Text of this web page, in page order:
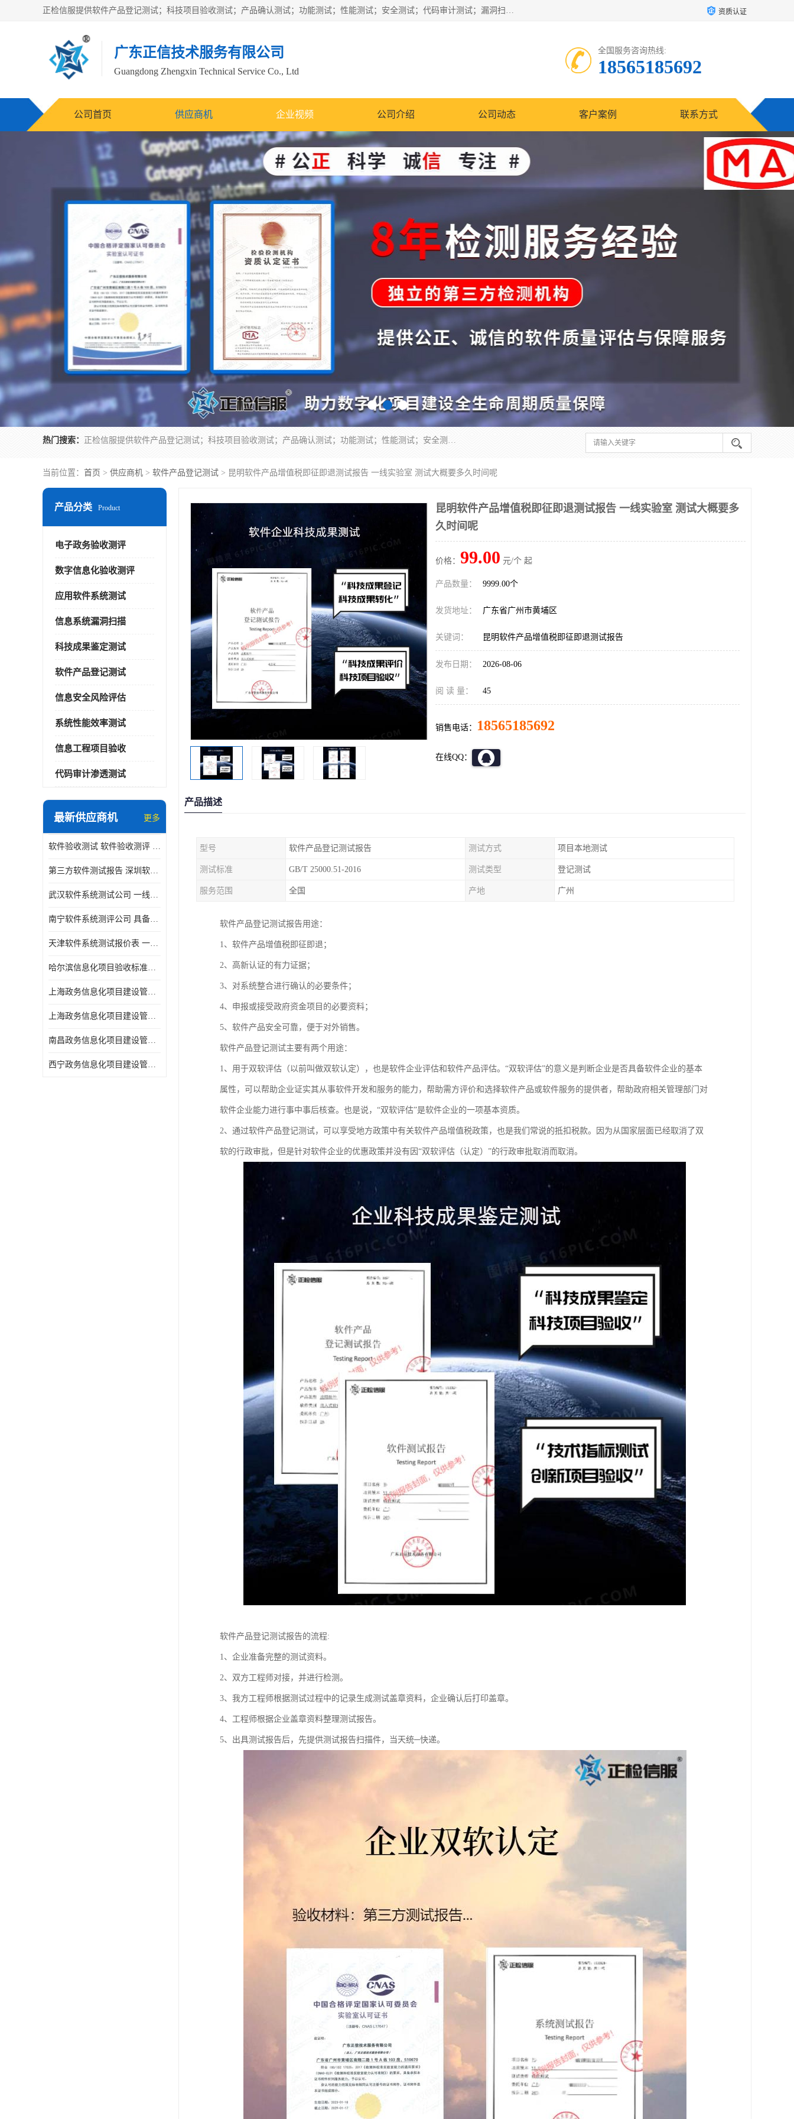
正检信服提供软件产品登记测试；科技项目验收测试；产品确认测试；功能测试；性能测试；安全测试；代码审计测试；漏洞扫描测试；渗透测试；风险评估测试；信息安全等级保护测评；双软认定；实验室建设质量体系建设；软件着作权、软件评测等服务。 资质认证
广东正信技术服务有限公司
Guangdong Zhengxin Technical Service Co., Ltd
全国服务咨询热线:
18565185692
公司首页 供应商机 企业视频 公司介绍 公司动态 客户案例 联系方式
热门搜索： 正检信服提供软件产品登记测试；科技项目验收测试；产品确认测试；功能测试；性能测试；安全测试；代码审计测试；漏洞扫描测试；渗透测试；风险评估测试；信息安全等级保护测评；双软认定；实验室建设质量体系建设；软件着作权、软件评测等服务。
当前位置： 首页 > 供应商机 > 软件产品登记测试 > 昆明软件产品增值税即征即退测试报告 一线实验室 测试大概要多久时间呢
产品分类 Product
电子政务验收测评
数字信息化验收测评
应用软件系统测试
信息系统漏洞扫描
科技成果鉴定测试
软件产品登记测试
信息安全风险评估
系统性能效率测试
信息工程项目验收
代码审计渗透测试
最新供应商机 更多
软件验收测试 软件验收测评 软件确认测试标准及测试方法
第三方软件测试报告 深圳软件测评报告 安全验收测试报告
武汉软件系统测试公司 一线实验室 测试大概是需要多久时间呢
南宁软件系统测评公司 具备CMA/CNAS资质 出具正规测试报告
天津软件系统测试报价表 一线实验室 了解更多的测试信息
哈尔滨信息化项目验收标准单位
上海政务信息化项目建设管理办法价格
上海政务信息化项目建设管理办法机构
南昌政务信息化项目建设管理办法实验室
西宁政务信息化项目建设管理办法报告
昆明软件产品增值税即征即退测试报告 一线实验室 测试大概要多
久时间呢
价格： 99.00 元/个 起
产品数量： 9999.00个
发货地址： 广东省广州市黄埔区
关键词： 昆明软件产品增值税即征即退测试报告
发布日期： 2026-08-06
阅 读 量： 45
销售电话： 18565185692
在线QQ：
产品描述
型号 软件产品登记测试报告 测试方式 项目本地测试
测试标准 GB/T 25000.51-2016 测试类型 登记测试
服务范围 全国 产地 广州
软件产品登记测试报告用途：
1、软件产品增值税即征即退；
2、高新认证的有力证据；
3、对系统整合进行确认的必要条件；
4、申报或接受政府资金项目的必要资料；
5、软件产品安全可靠，便于对外销售。
软件产品登记测试主要有两个用途：
1、用于双软评估（以前叫做双软认定），也是软件企业评估和软件产品评估。“双软评估”的意义是判断企业是否具备软件企业的基本
属性，可以帮助企业证实其从事软件开发和服务的能力，帮助需方评价和选择软件产品或软件服务的提供者，帮助政府相关管理部门对
软件企业能力进行事中事后核查。也是说，“双软评估”是软件企业的一项基本资质。
2、通过软件产品登记测试，可以享受地方政策中有关软件产品增值税政策，也是我们常说的抵扣税款。因为从国家层面已经取消了双
软的行政审批，但是针对软件企业的优惠政策并没有因“双软评估（认定）”的行政审批取消而取消。
软件产品登记测试报告的流程:
1、企业准备完整的测试资料。
2、双方工程师对接，并进行检测。
3、我方工程师根据测试过程中的记录生成测试盖章资料，企业确认后打印盖章。
4、工程师根据企业盖章资料整理测试报告。
5、出具测试报告后，先提供测试报告扫描件，当天统─快递。